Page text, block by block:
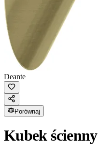
Deante
Porównaj
Kubek ścienny